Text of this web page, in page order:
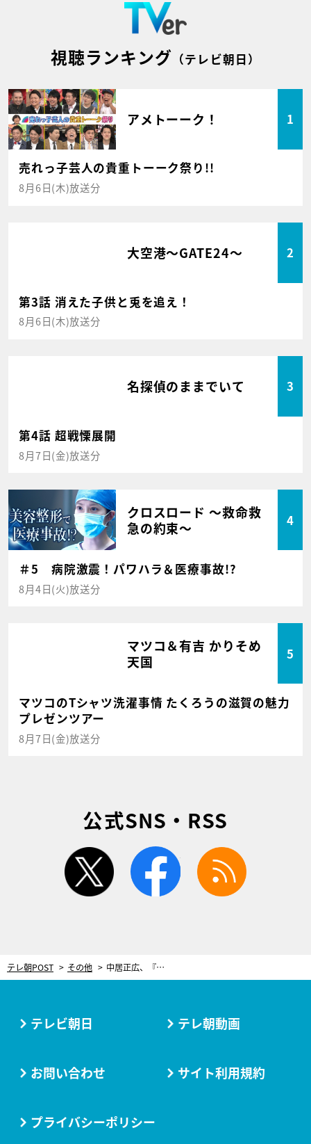
視聴ランキング （テレビ朝日）
アメトーーク！ 1
売れっ子芸人の貴重トーーク祭り!!
8月6日(木)放送分
大空港～GATE24～ 2
第3話 消えた子供と兎を追え！
8月6日(木)放送分
名探偵のままでいて 3
第4話 超戦慄展開
8月7日(金)放送分
クロスロード ～救命救
急の約束～
4
＃5 病院激震！パワハラ＆医療事故!?
8月4日(火)放送分
マツコ＆有吉 かりそめ
天国
5
マツコのTシャツ洗濯事情 たくろうの滋賀の魅力
プレゼンツアー
8月7日(金)放送分
公式SNS・RSS
twitter facebook
テレ朝POST その他 中居正広、『アメトーーク!』初登場！ひとり暮らしの寂しい瞬間を再現したVTRも
テレビ朝日 テレ朝動画
お問い合わせ サイト利用規約
プライバシーポリシー